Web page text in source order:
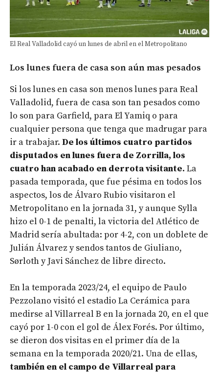
El Real Valladolid cayó un lunes de abril en el Metropolitano
Los lunes fuera de casa son aún mas pesados
Si los lunes en casa son menos lunes para Real
Valladolid, fuera de casa son tan pesados como
lo son para Garfield, para El Yamiq o para
cualquier persona que tenga que madrugar para
ir a trabajar. De los últimos cuatro partidos
disputados en lunes fuera de Zorrilla, los
cuatro han acabado en derrota visitante. La
pasada temporada, que fue pésima en todos los
aspectos, los de Álvaro Rubio visitaron el
Metropolitano en la jornada 31, y aunque Sylla
hizo el 0-1 de penalti, la victoria del Atlético de
Madrid sería abultada: por 4-2, con un doblete de
Julián Álvarez y sendos tantos de Giuliano,
Sørloth y Javi Sánchez de libre directo.
En la temporada 2023/24, el equipo de Paulo
Pezzolano visitó el estadio La Cerámica para
medirse al Villarreal B en la jornada 20, en el que
cayó por 1-0 con el gol de Álex Forés. Por último,
se dieron dos visitas en el primer día de la
semana en la temporada 2020/21. Una de ellas,
también en el campo de Villarreal para